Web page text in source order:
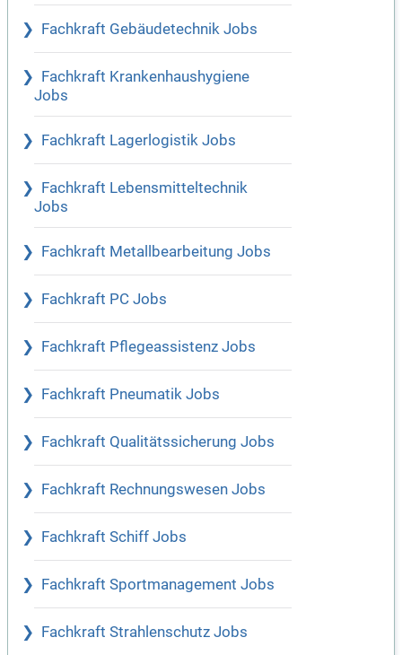
Fachkraft Gebäudetechnik Jobs
Fachkraft Krankenhaushygiene
Jobs
Fachkraft Lagerlogistik Jobs
Fachkraft Lebensmitteltechnik
Jobs
Fachkraft Metallbearbeitung Jobs
Fachkraft PC Jobs
Fachkraft Pflegeassistenz Jobs
Fachkraft Pneumatik Jobs
Fachkraft Qualitätssicherung Jobs
Fachkraft Rechnungswesen Jobs
Fachkraft Schiff Jobs
Fachkraft Sportmanagement Jobs
Fachkraft Strahlenschutz Jobs